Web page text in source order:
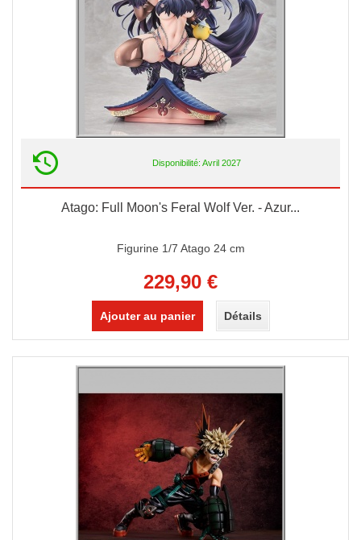
Disponibilité: Avril 2027
Atago: Full Moon's Feral Wolf Ver. - Azur...
Figurine 1/7 Atago 24 cm
229,90 €
Ajouter au panier Détails